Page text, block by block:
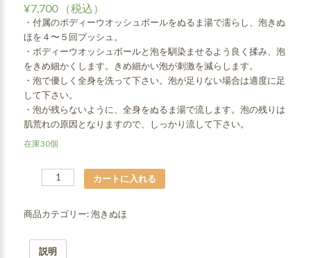
¥7,700 （税込）
・付属のボディーウオッシュボールをぬるま湯で濡らし、泡きぬ
ほを４〜５回プッシュ。
・ボディーウオッシュボールと泡を馴染ませるよう良く揉み、泡
をきめ細かくします。きめ細かい泡が刺激を減らします。
・泡で優しく全身を洗って下さい。泡が足りない場合は適度に足
して下さい。
・泡が残らないように、全身をぬるま湯で流します。泡の残りは
肌荒れの原因となりますので、しっかり流して下さい。
在庫30個
カートに入れる
商品カテゴリー:泡きぬほ
説明